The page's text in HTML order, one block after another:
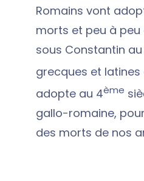
Romains vont
morts et peu à
sous Constantin
grecques et latines
adopte au 4ème
gallo-romaine,
des morts de nos